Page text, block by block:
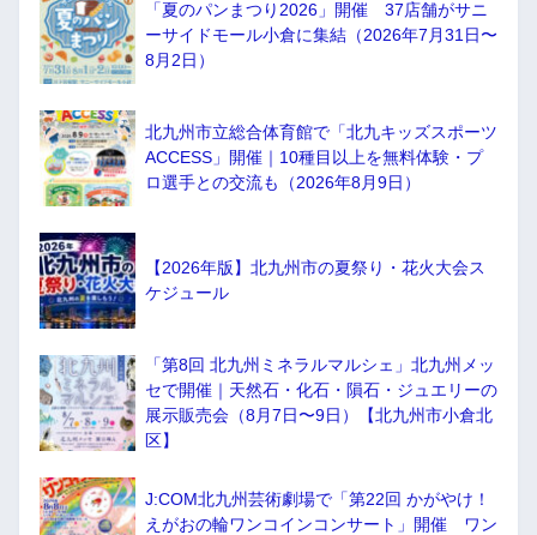
「夏のパンまつり2026」開催 37店舗がサニ
ーサイドモール小倉に集結（2026年7月31日〜
8月2日）
北九州市立総合体育館で「北九キッズスポーツ
ACCESS」開催｜10種目以上を無料体験・プ
ロ選手との交流も（2026年8月9日）
【2026年版】北九州市の夏祭り・花火大会ス
ケジュール
「第8回 北九州ミネラルマルシェ」北九州メッ
セで開催｜天然石・化石・隕石・ジュエリーの
展示販売会（8月7日〜9日）【北九州市小倉北
区】
J:COM北九州芸術劇場で「第22回 かがやけ！
えがおの輪ワンコインコンサート」開催 ワン